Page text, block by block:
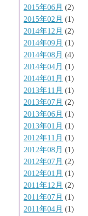
2015年06月 (2)
2015年02月 (1)
2014年12月 (2)
2014年09月 (1)
2014年08月 (4)
2014年04月 (1)
2014年01月 (1)
2013年11月 (1)
2013年07月 (2)
2013年06月 (1)
2013年01月 (1)
2012年11月 (1)
2012年08月 (1)
2012年07月 (2)
2012年01月 (1)
2011年12月 (2)
2011年07月 (1)
2011年04月 (1)